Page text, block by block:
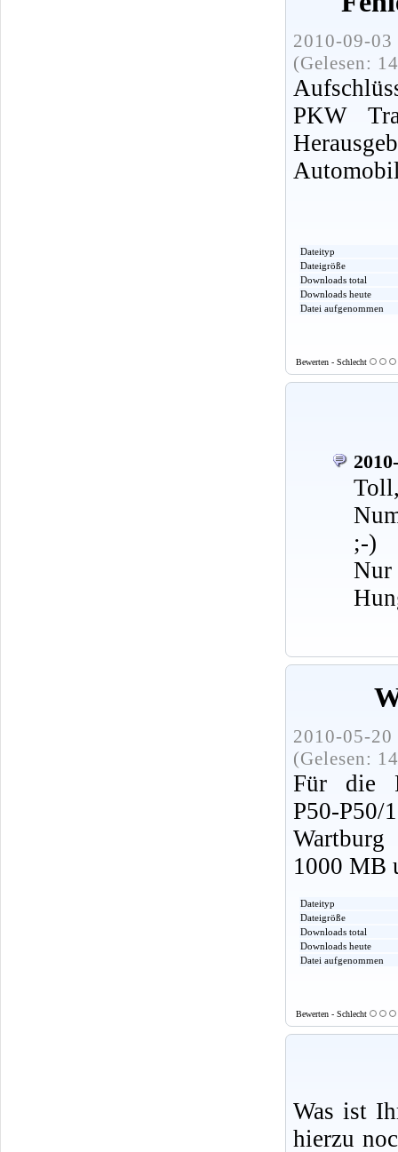
2010-09-
(Gelesen:
PKW
Dateityp
Dateigröße
Downloads total
Downloads heute
Datei aufgenommen
Bewerten - Schlecht
;-)
2010-05-
(Gelesen:
Für die
P50-P50/
1000 MB
Dateityp
Dateigröße
Downloads total
Downloads heute
Datei aufgenommen
Bewerten - Schlecht
Was ist
hierzu